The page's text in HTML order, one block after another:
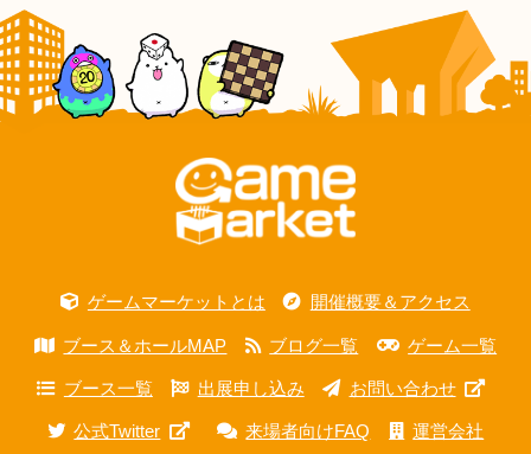
ゲームマーケットとは 開催概要＆アクセス
ブース＆ホールMAP ブログ一覧 ゲーム一覧
ブース一覧 出展申し込み お問い合わせ
公式Twitter 来場者向けFAQ 運営会社